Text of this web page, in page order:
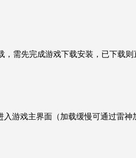
，需先完成游戏下载安装，已下载则
游戏主界面（加载缓慢可通过雷神